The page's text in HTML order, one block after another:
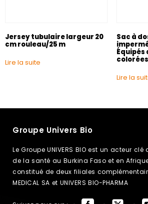
Jersey tubulaire largeur 20
cm rouleau/25 m
Lire la suite
Sac à
Équipés
colorées
Lire la
Groupe Univers Bio
Le Groupe UNIVERS BIO est un acteur
de la santé au Burkina Faso et en
constitué de deux filiales
MEDICAL SA et UNIVERS BIO-PHARMA